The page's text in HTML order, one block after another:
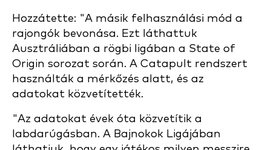
Hozzátette: "A másik felhasználási mód a
rajongók bevonása. Ezt láthattuk
Ausztráliában a rögbi ligában a State of
Origin sorozat során. A Catapult rendszert
használták a mérkőzés alatt, és az
adatokat közvetítették.
"Az adatokat évek óta közvetítik a
labdarúgásban. A Bajnokok Ligájában